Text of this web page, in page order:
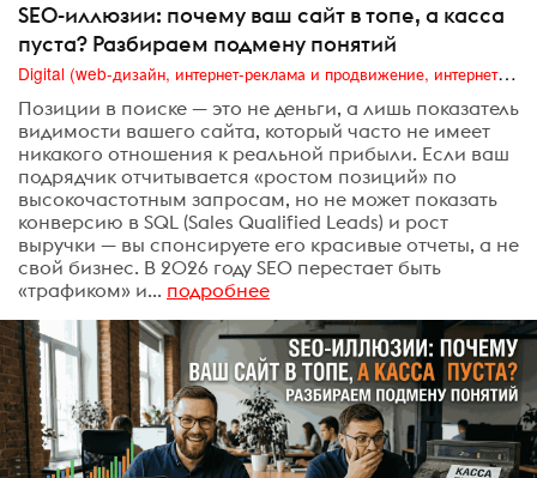
SEO-иллюзии: почему ваш сайт в топе, а касса
пуста? Разбираем подмену понятий
Digital (web-дизайн, интернет-реклама и продвижение, интернет-сообщества и блоги, интернет-коммуникации, мобильный маркетинг, реклама на цифровых экранах)
Позиции в поиске — это не деньги, а лишь показатель
видимости вашего сайта, который часто не имеет
никакого отношения к реальной прибыли. Если ваш
подрядчик отчитывается «ростом позиций» по
высокочастотным запросам, но не может показать
конверсию в SQL (Sales Qualified Leads) и рост
выручки — вы спонсируете его красивые отчеты, а не
свой бизнес. В 2026 году SEO перестает быть
«трафиком» и... подробнее